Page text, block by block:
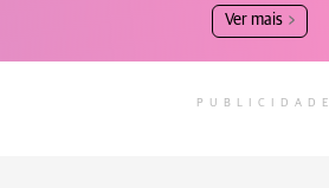
Ver mais
PUBLICIDADE